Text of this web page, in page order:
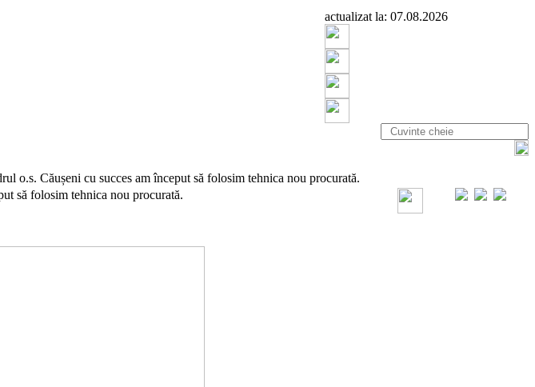
actualizat la: 07.08.2026
o.s. Căușeni cu succes am început să folosim tehnica nou procurată.
să folosim tehnica nou procurată.